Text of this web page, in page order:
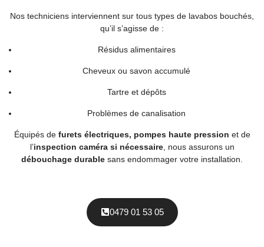
Nos techniciens interviennent sur tous types de lavabos bouchés,
qu’il s’agisse de :
Résidus alimentaires
Cheveux ou savon accumulé
Tartre et dépôts
Problèmes de canalisation
Équipés de furets électriques, pompes haute pression et de
l’inspection caméra si nécessaire, nous assurons un
débouchage durable sans endommager votre installation.
0479 01 53 05